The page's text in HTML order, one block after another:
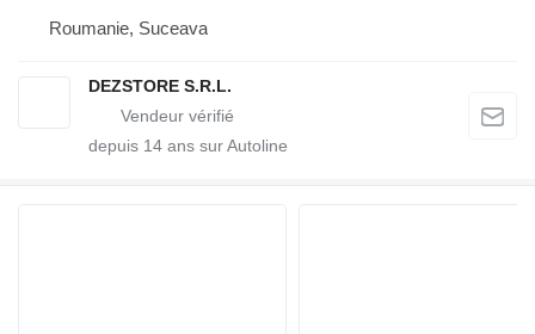
Roumanie, Suceava
DEZSTORE S.R.L.
depuis 14 ans sur Autoline